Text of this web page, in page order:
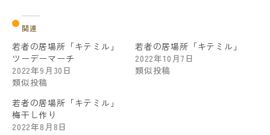
関連
若者の居場所「キテミル」
ツーデーマーチ
2022年9月30日
類似投稿
若者の居場所「キテミル」
2022年10月7日
類似投稿
若者の居場所「キテミル」
梅干し作り
2022年8月8日